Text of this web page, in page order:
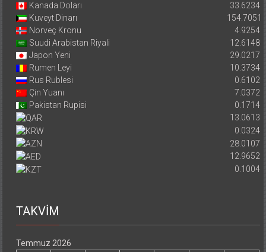
Kanada Doları
33.6234
Kuveyt Dinarı
154.7051
Norveç Kronu
4.9254
Suudi Arabistan Riyali
12.6148
Japon Yeni
29.0217
Rumen Leyi
10.3734
Rus Rublesi
0.6102
Çin Yuanı
7.0372
Pakistan Rupisi
0.1714
13.0613
0.0324
28.0107
12.9652
0.1004
TAKVİM
Temmuz 2026